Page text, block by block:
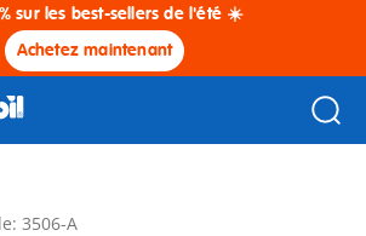
sur les best-sellers de l'été ☀️
Achetez maintenant
3506-A